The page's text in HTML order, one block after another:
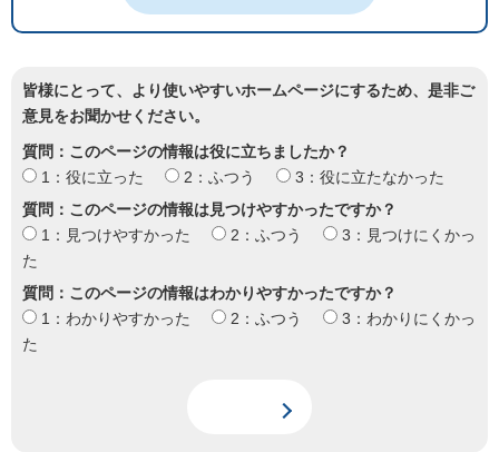
皆様にとって、より使いやすいホームページにするため、是非ご
意見をお聞かせください。
質問：このページの情報は役に立ちましたか？
1：役に立った
2：ふつう
3：役に立たなかった
質問：このページの情報は見つけやすかったですか？
1：見つけやすかった
2：ふつう
3：見つけにくかっ
た
質問：このページの情報はわかりやすかったですか？
1：わかりやすかった
2：ふつう
3：わかりにくかっ
た